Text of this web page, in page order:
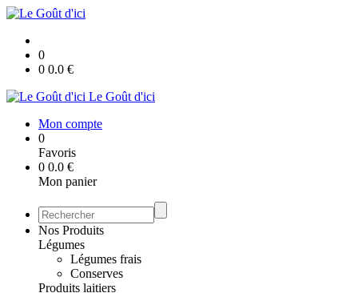
0
0 0.0 €
Le Goût d'ici
Mon compte
0
Favoris
0 0.0 €
Mon panier
Nos Produits
Légumes
Légumes frais
Conserves
Produits laitiers